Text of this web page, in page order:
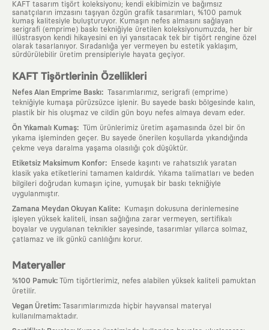
KAFT tasarım tişört koleksiyonu; kendi ekibimizin ve bağımsız
sanatçıların imzasını taşıyan özgün grafik tasarımları, %100 pamuk
kumaş kalitesiyle buluşturuyor. Kumaşın nefes almasını sağlayan
serigrafi (emprime) baskı tekniğiyle üretilen koleksiyonumuzda, her bir
illüstrasyon kendi hikayesini en iyi yansıtacak tek bir tişört rengine özel
olarak tasarlanıyor. Sıradanlığa yer vermeyen bu estetik yaklaşım,
sürdürülebilir üretim prensipleriyle hayata geçiyor.
KAFT Tişörtlerinin Özellikleri
Nefes Alan Emprime Baskı: Tasarımlarımız, serigrafi (emprime)
tekniğiyle kumaşa pürüzsüzce işlenir. Bu sayede baskı bölgesinde kalın,
plastik bir his oluşmaz ve cildin gün boyu nefes almaya devam eder.
Ön Yıkamalı Kumaş: Tüm ürünlerimiz üretim aşamasında özel bir ön
yıkama işleminden geçer. Bu sayede önerilen koşullarda yıkandığında
çekme veya daralma yaşama olasılığı çok düşüktür.
Etiketsiz Maksimum Konfor:
Ensede kaşıntı ve rahatsızlık yaratan
klasik yaka etiketlerini tamamen kaldırdık. Yıkama talimatları ve beden
bilgileri doğrudan kumaşın içine, yumuşak bir baskı tekniğiyle
uygulanmıştır.
Zamana Meydan Okuyan Kalite:
Kumaşın dokusuna derinlemesine
işleyen yüksek kaliteli, insan sağlığına zarar vermeyen, sertifikalı
boyalar ve uygulanan teknikler sayesinde, tasarımlar yıllarca solmaz,
çatlamaz ve ilk günkü canlılığını korur.
Materyaller
%100 Pamuk: Tüm tişörtlerimiz, nefes alabilen yüksek kaliteli pamuktan
üretilir.
Vegan Üretim: Tasarımlarımızda hiçbir hayvansal materyal
kullanılmamaktadır.